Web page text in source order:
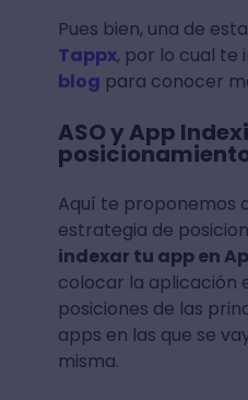
Pues bien, una de
Tappx, por lo cual te
blog para conocer
ASO y App
Aquí te proponemos
estrategia de
indexar tu app en
colocar la aplicación
posiciones de las
apps en las que se
misma.